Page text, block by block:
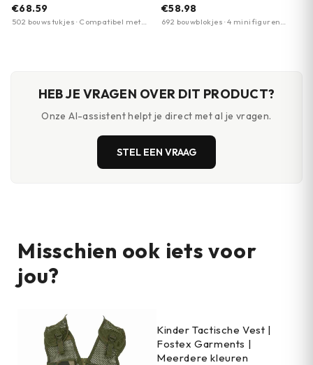
€68.59
502 bouwstukjes · Compatibel met
€58.98
692 bouwblokjes · 4 minifiguren
HEB JE VRAGEN OVER DIT PRODUCT?
Onze AI-assistent helpt je direct met al je vragen.
STEL EEN VRAAG
Misschien ook iets voor
jou?
Kinder Tactische Vest |
Fostex Garments |
Meerdere kleuren